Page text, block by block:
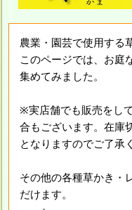
農業・園芸で使用する
このページでは、お庭
集めてみました。
※実店舗でも販売をし
合もございます。在庫
となりますのでご了承
その他の各種草かき・
だけます。